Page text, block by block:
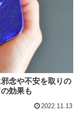
念や不安を取りの
効果も
2022.11.13